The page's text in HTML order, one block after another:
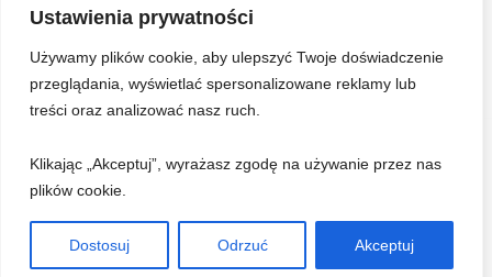
Ustawienia prywatności
Używamy plików cookie, aby ulepszyć Twoje doświadczenie
przeglądania, wyświetlać spersonalizowane reklamy lub
treści oraz analizować nasz ruch.
Klikając „Akceptuj”, wyrażasz zgodę na używanie przez nas
plików cookie.
Dostosuj Odrzuć Akceptuj
Kontakt
Konto
Koszyk
© 2026 Hempi - Bazar konopny. Wszelkie prawa